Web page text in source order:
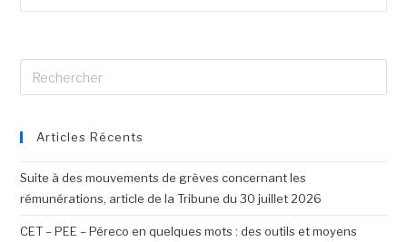
Articles Récents
Suite à des mouvements de grèves concernant les
rémunérations, article de la Tribune du 30 juillet 2026
CET – PEE – Péreco en quelques mots : des outils et moyens